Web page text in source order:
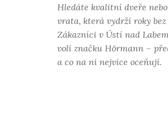
Hledáte kvalitní dveře
vrata, která vydrží roky
Zákazníci v Ústí nad
volí značku Hörmann –
a co na ní nejvíce oceňují.